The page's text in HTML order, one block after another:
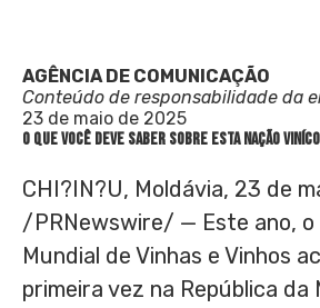
AGÊNCIA DE COMUNICAÇÃO
Conteúdo de responsabilidade da
23 de maio de 2025
O que você deve saber sobre esta nação
CHI?IN?U, Moldávia, 23 de
/PRNewswire/ — Este ano, o
Mundial de Vinhas e Vinhos
primeira vez na República da